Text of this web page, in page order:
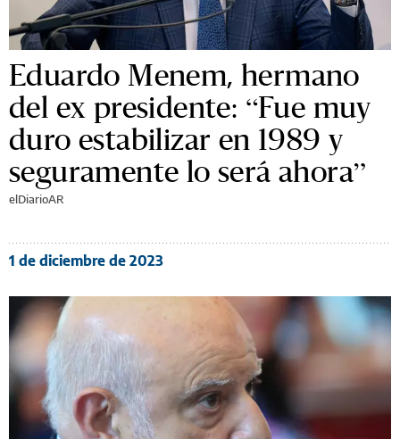
Eduardo Menem, hermano
del ex presidente: “Fue muy
duro estabilizar en 1989 y
seguramente lo será ahora”
elDiarioAR
1 de diciembre de 2023